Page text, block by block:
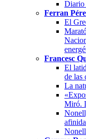
Diario
Ferran
El
Francesc
El
de las
La
Miró.